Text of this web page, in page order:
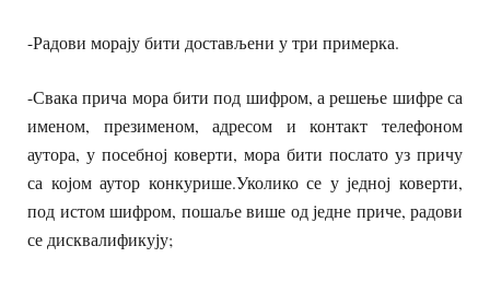
-Радови морају бити достављени у три примерка.
-Свака прича мора бити под шифром, а решење шифре са
именом, презименом, адресом и контакт телефоном
аутора, у посебној коверти, мора бити послато уз причу
са којом аутор конкурише.Уколико се у једној коверти,
под истом шифром, пошаље више од једне приче, радови
се дисквалификују;